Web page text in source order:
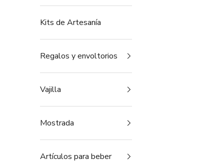
Kits de Artesanía
Regalos y envoltorios
Vajilla
Mostrada
Artículos para beber